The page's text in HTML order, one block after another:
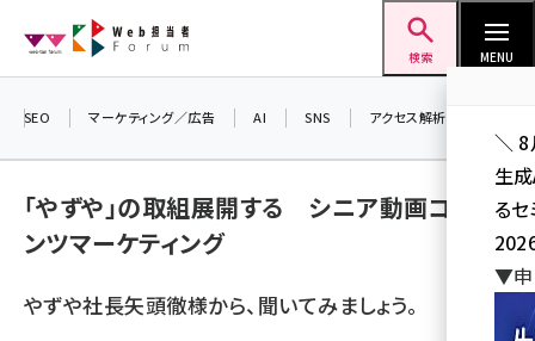
ン
検索 MENU
ai (2807)
SEO マーケティング／広告 AI SNS アクセス解析／データ分析
「やずや」の取組展開する シニア動画コンテ
ンツマーケティング
やずや社長矢頭徹様から、聞いてみましょう。
＼ 8
生
る
▼申